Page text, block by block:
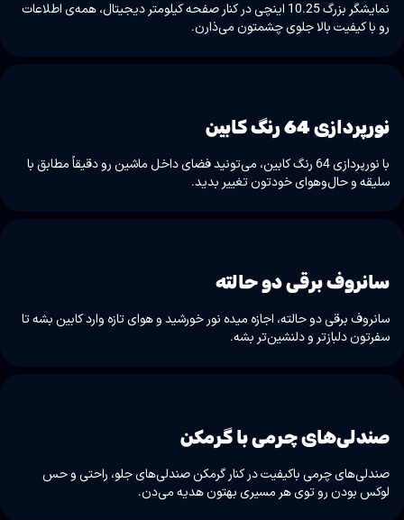
نمایشگر بزرگ 10.25 اینچی در کنار صفحه کیلومتر دیجیتال، همه‌ی اطلاعات
رو با کیفیت بالا جلوی چشمتون می‌ذارن.
نورپردازی 64 رنگ کابین
با نورپردازی 64 رنگ کابین، می‌تونید فضای داخل ماشین رو دقیقاً مطابق با
سلیقه و حال‌وهوای خودتون تغییر بدید.
سانروف برقی دو حالته
سانروف برقی دو حالته، اجازه میده نور خورشید و هوای تازه وارد کابین بشه تا
سفرتون دلبازتر و دلنشین‌تر بشه.
صندلی‌های چرمی با گرمکن
صندلی‌های چرمی باکیفیت در کنار گرمکن صندلی‌های جلو، راحتی و حس
لوکس بودن رو توی هر مسیری بهتون هدیه می‌دن.